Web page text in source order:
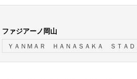
ファジアーノ岡山
ＹＡＮＭＡＲ ＨＡＮＡＳＡＫＡ ＳＴＡＤ